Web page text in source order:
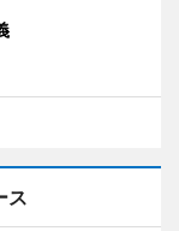
ス